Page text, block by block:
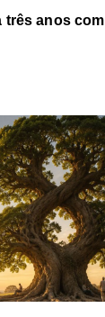
três anos com